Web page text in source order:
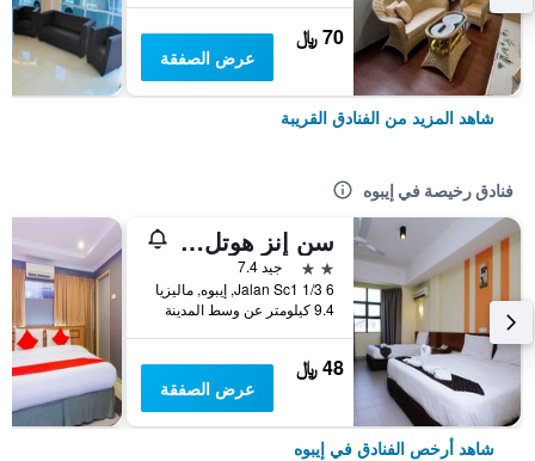
70 ﷼
عرض الصفقة
شاهد المزيد من الفنادق القريبة
فنادق رخيصة في إيبوه
سن إنز هوتل سانواي سيتي ايبوه
2 نجمتين
جيد 7.4
6 Jalan Sc1 1/3, إيبوه, ماليزيا
9.4 كيلومتر عن وسط المدينة
48 ﷼
عرض الصفقة
شاهد أرخص الفنادق في إيبوه